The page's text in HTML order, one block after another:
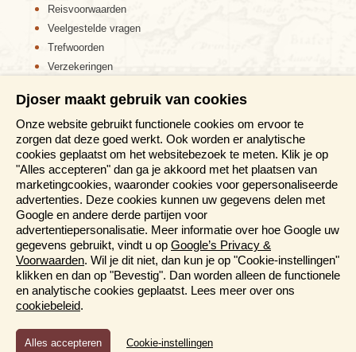
Reisvoorwaarden
Veelgestelde vragen
Trefwoorden
Verzekeringen
Disclaimer
Cookiebeleid
Privacy verklaring
Reis en boek met Djoser zekerheid
Meer weten?
Brochures aanvragen
Informatiedagen
Magazine
Aanmelden nieuwsbrief
Djoser maakt gebruik van cookies
Onze website gebruikt functionele cookies om ervoor te
zorgen dat deze goed werkt. Ook worden er analytische
cookies geplaatst om het websitebezoek te meten. Klik je op
"Alles accepteren" dan ga je akkoord met het plaatsen van
marketingcookies, waaronder cookies voor gepersonaliseerde
advertenties. Deze cookies kunnen uw gegevens delen met
Google en andere derde partijen voor
advertentiepersonalisatie. Meer informatie over hoe Google uw
gegevens gebruikt, vindt u op Google’s Privacy &
Voorwaarden. Wil je dit niet, dan kun je op "Cookie-instellingen"
klikken en dan op "Bevestig". Dan worden alleen de functionele
en analytische cookies geplaatst. Lees meer over ons
cookiebeleid.
Functioneel en Analytisch
Cookie-instellingen